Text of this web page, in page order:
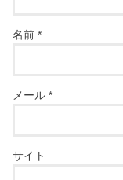
名前*
メール*
サイト